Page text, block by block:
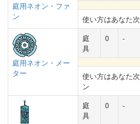
庭用ネオン・ファ
ン
使い方はあなた
庭用ネオン・メー
ター
庭
具
0 -
使い方はあなた
ン
庭
具
0 -